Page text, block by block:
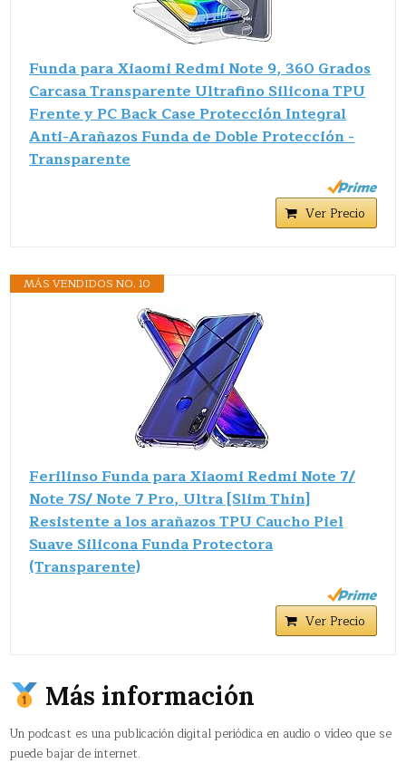
Funda para Xiaomi Redmi Note 9, 360 Grados
Carcasa Transparente Ultrafino Silicona TPU
Frente y PC Back Case Protección Integral
Anti-Arañazos Funda de Doble Protección -
Transparente
Ver Precio
MÁS VENDIDOS NO. 10
Ferilinso Funda para Xiaomi Redmi Note 7/
Note 7S/ Note 7 Pro, Ultra [Slim Thin]
Resistente a los arañazos TPU Caucho Piel
Suave Silicona Funda Protectora
(Transparente)
Ver Precio
Más información
Un podcast es una publicación digital periódica en audio o vídeo que se
puede bajar de internet.